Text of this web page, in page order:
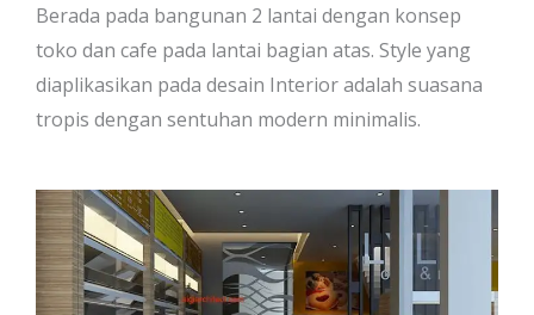
Berada pada bangunan 2 lantai dengan konsep
toko dan cafe pada lantai bagian atas. Style yang
diaplikasikan pada desain Interior adalah suasana
tropis dengan sentuhan modern minimalis.